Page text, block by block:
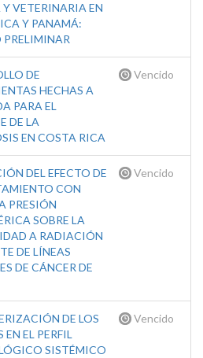
VETERINARIA EN
Y PANAMÁ:
DE
HECHAS A
PARA EL
DE LA
EN COSTA RICA
Vencido
DEL EFECTO DE
CON
PRESIÓN
SOBRE LA
A RADIACIÓN
DE LÍNEAS
DE CÁNCER DE
Vencido
DE LOS
EL PERFIL
SISTÉMICO
Vencido